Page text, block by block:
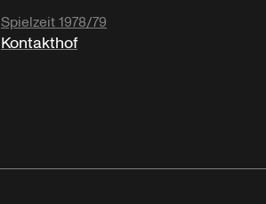
Spielzeit 1978/79
Kontakthof